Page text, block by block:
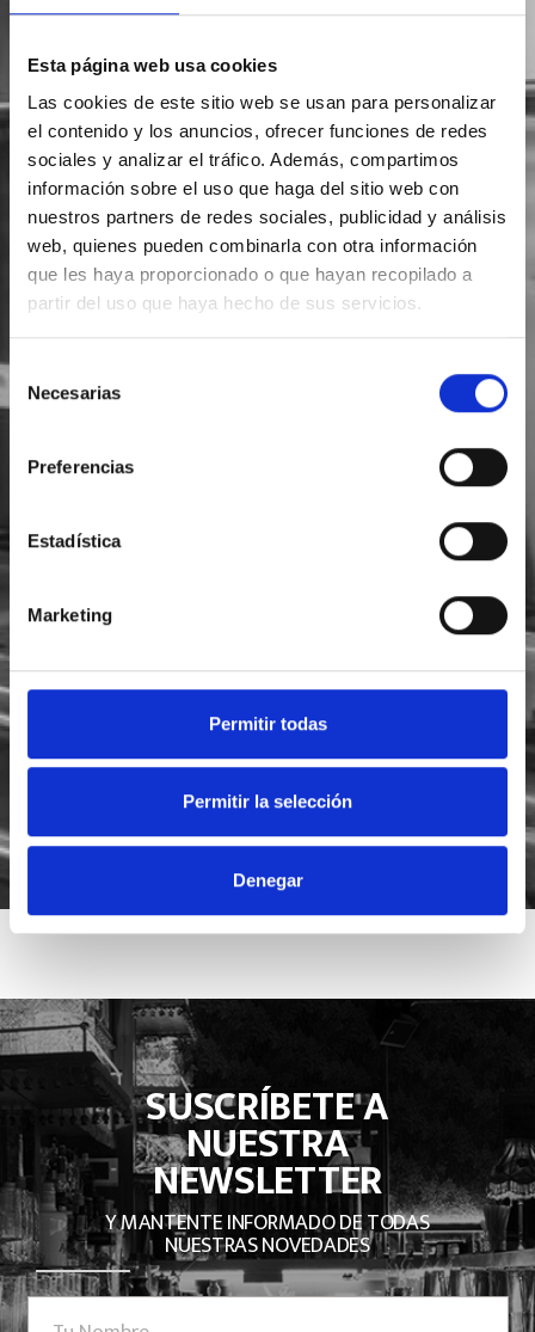
Esta página web usa cookies
Las cookies de este sitio web se usan para personalizar
el contenido y los anuncios, ofrecer funciones de redes
sociales y analizar el tráfico. Además, compartimos
información sobre el uso que haga del sitio web con
nuestros partners de redes sociales, publicidad y análisis
web, quienes pueden combinarla con otra información
que les haya proporcionado o que hayan recopilado a
partir del uso que haya hecho de sus servicios.
Selección
Necesarias
Preferencias
Estadística
Marketing
Permitir todas
Permitir la selección
Denegar
He leído y acepto la
Acepto recibir novedades deFoodsat
SUSCRÍBETE A
NUESTRA
NEWSLETTER
Y MANTENTE INFORMADO DE TODAS
NUESTRAS NOVEDADES